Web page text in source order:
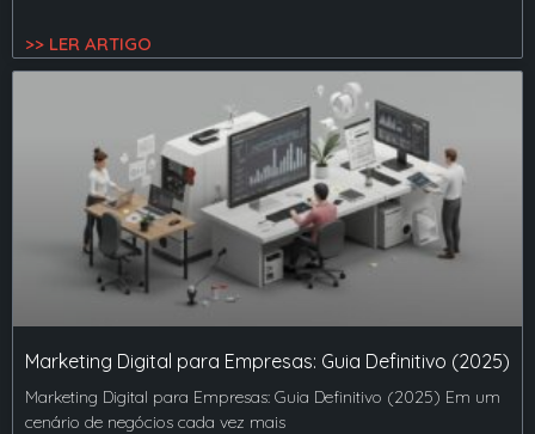
>> LER ARTIGO
Marketing Digital para Empresas: Guia Definitivo (2025)
Marketing Digital para Empresas: Guia Definitivo (2025) Em um
cenário de negócios cada vez mais